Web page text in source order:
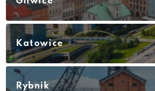
Katowice
Rybnik